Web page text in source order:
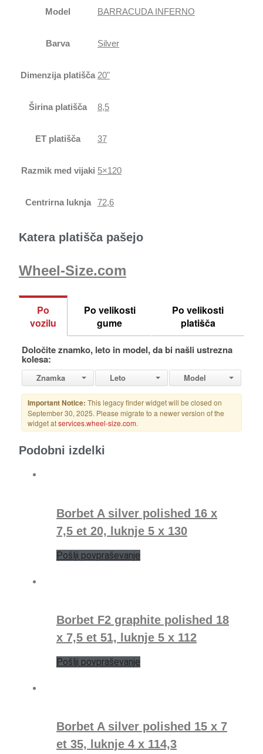
Model BARRACUDA INFERNO
Barva Silver
Dimenzija platišča 20"
Širina platišča 8,5
ET platišča 37
Razmik med vijaki 5×120
Centrirna luknja 72,6
Katera platišča pašejo
Wheel-Size.com
Podobni izdelki
Borbet A silver polished 16 x
7,5 et 20, luknje 5 x 130
Pošlji povpraševanje
Borbet F2 graphite polished 18
x 7,5 et 51, luknje 5 x 112
Pošlji povpraševanje
Borbet A silver polished 15 x 7
et 35, luknje 4 x 114,3